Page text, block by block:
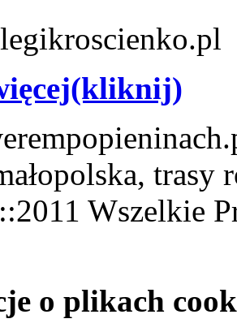
trasy
Wszelkie
o plikach